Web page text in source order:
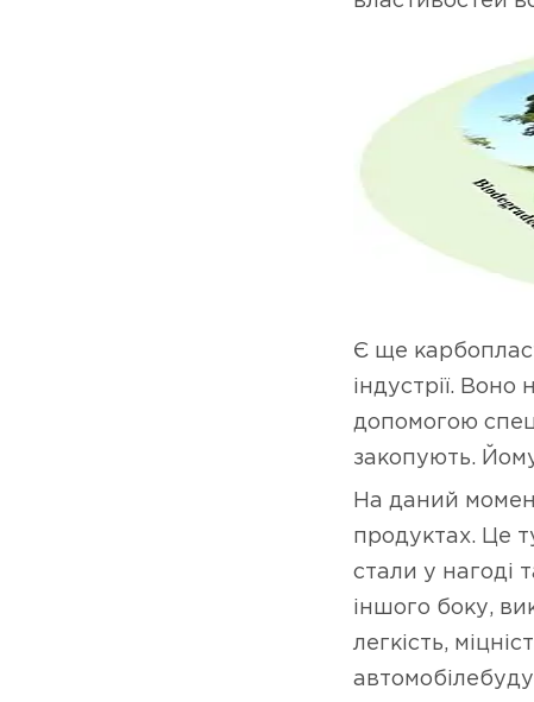
Є ще
індустрії.
допомогою
закопують.
На даний
продуктах. Це
стали у нагоді
іншого боку,
легкість,